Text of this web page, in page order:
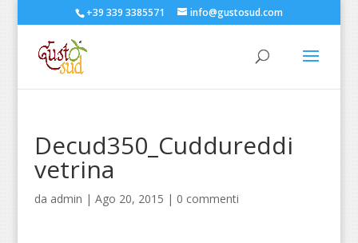
+39 339 3385571 info@gustosud.com
Decud350_Cuddureddi
vetrina
da admin | Ago 20, 2015 | 0 commenti